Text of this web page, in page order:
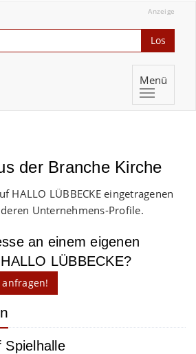
Anzeige
Los
Menü
der Branche Kirche
HALLO LÜBBECKE eingetragenen
Unternehmens-Profile.
an einem eigenen
LÜBBECKE?
Spielhalle